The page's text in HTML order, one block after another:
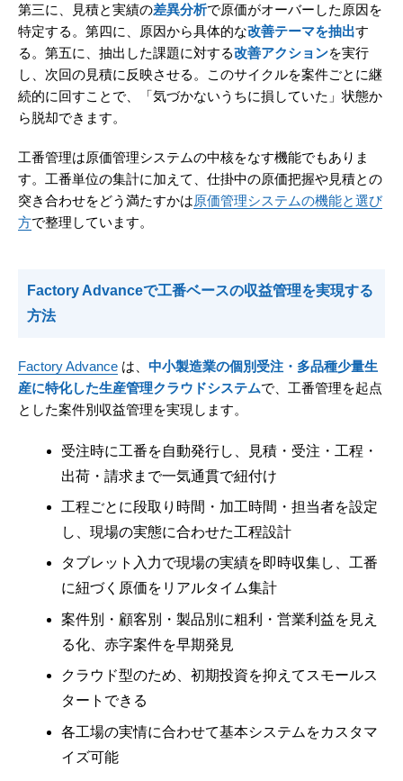
第三に、見積と実績の差異分析で原価がオーバーした原因を
特定する。第四に、原因から具体的な改善テーマを抽出す
る。第五に、抽出した課題に対する改善アクションを実行
し、次回の見積に反映させる。このサイクルを案件ごとに継
続的に回すことで、「気づかないうちに損していた」状態か
ら脱却できます。
工番管理は原価管理システムの中核をなす機能でもありま
す。工番単位の集計に加えて、仕掛中の原価把握や見積との
突き合わせをどう満たすかは原価管理システムの機能と選び
方で整理しています。
Factory Advanceで工番ベースの収益管理を実現する
方法
Factory Advance は、 中小製造業の個別受注・多品種少量生
産に特化した生産管理クラウドシステムで、工番管理を起点
とした案件別収益管理を実現します。
受注時に工番を自動発行し、見積・受注・工程・
出荷・請求まで一気通貫で紐付け
工程ごとに段取り時間・加工時間・担当者を設定
し、現場の実態に合わせた工程設計
タブレット入力で現場の実績を即時収集し、工番
に紐づく原価をリアルタイム集計
案件別・顧客別・製品別に粗利・営業利益を見え
る化、赤字案件を早期発見
クラウド型のため、初期投資を抑えてスモールス
タートできる
各工場の実情に合わせて基本システムをカスタマ
イズ可能